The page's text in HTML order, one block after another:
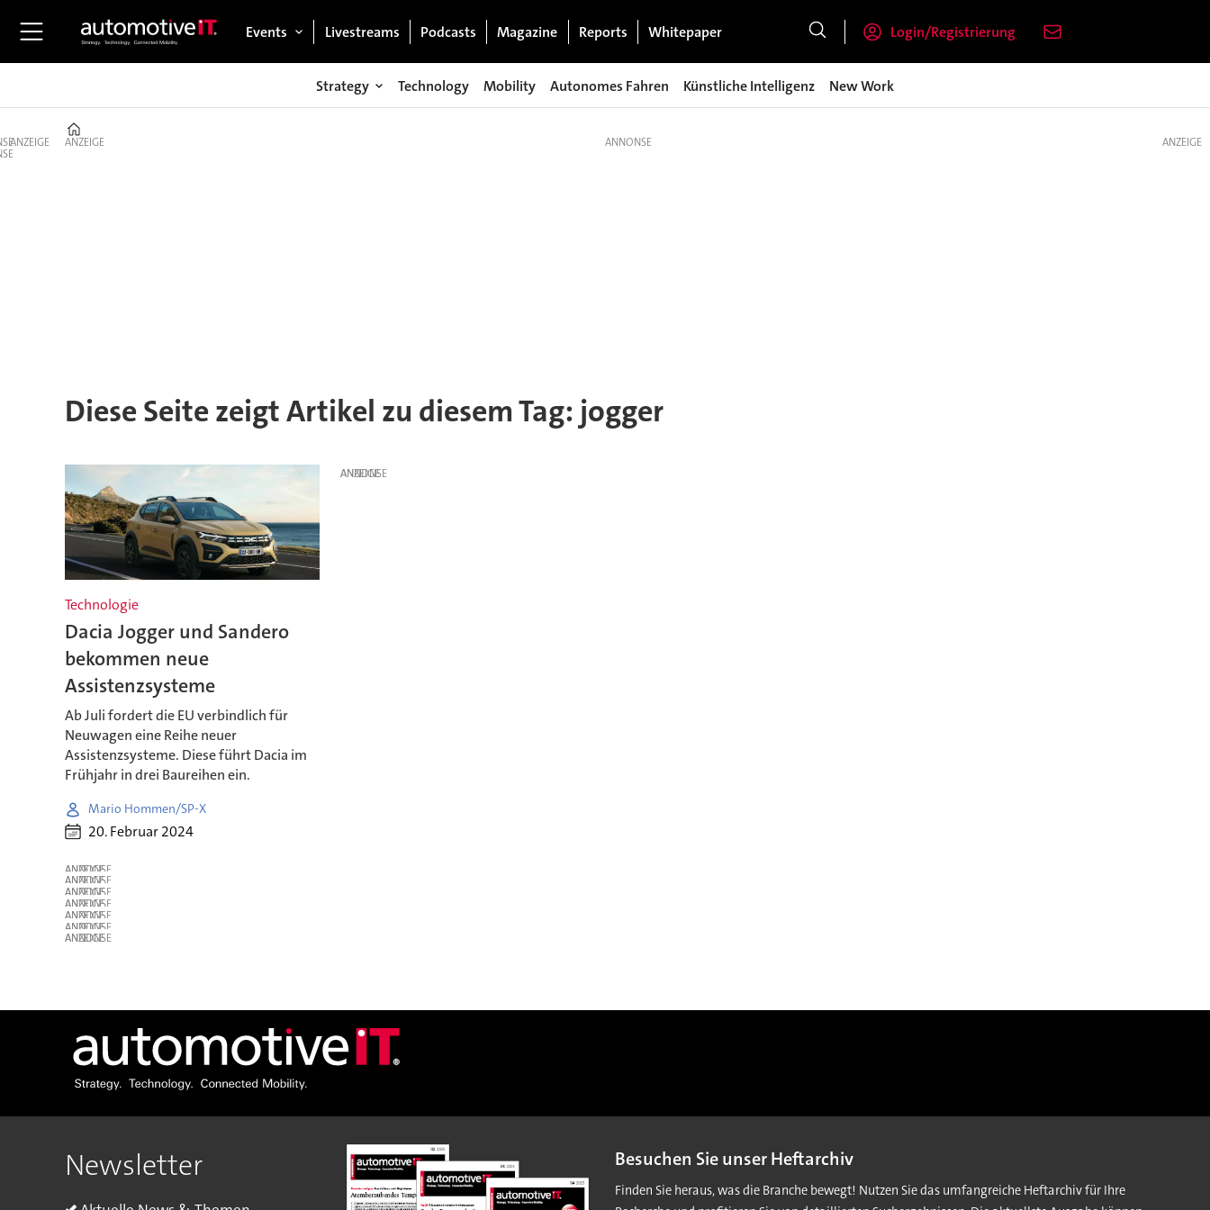
Events Livestreams Podcasts Magazine Reports Whitepaper Login/Registrierung
Strategy Technology Mobility Autonomes Fahren Künstliche Intelligenz New Work
ANZEIGE ANZEIGE
Diese Seite zeigt Artikel zu diesem Tag: jogger
Technologie
Dacia Jogger und Sandero
bekommen neue
Assistenzsysteme
Ab Juli fordert die EU verbindlich für
Neuwagen eine Reihe neuer
Assistenzsysteme. Diese führt Dacia im
Frühjahr in drei Baureihen ein.
Mario Hommen/SP-X
20. Februar 2024
ANZEIGE
ANZEIGE
ANZEIGE
ANZEIGE
ANZEIGE
ANZEIGE
ANZEIGE
ANZEIGE
ANZEIGE
Newsletter Besuchen Sie unser Heftarchiv
Finden Sie heraus, was die Branche bewegt! Nutzen Sie das umfangreiche Heftarchiv für Ihre